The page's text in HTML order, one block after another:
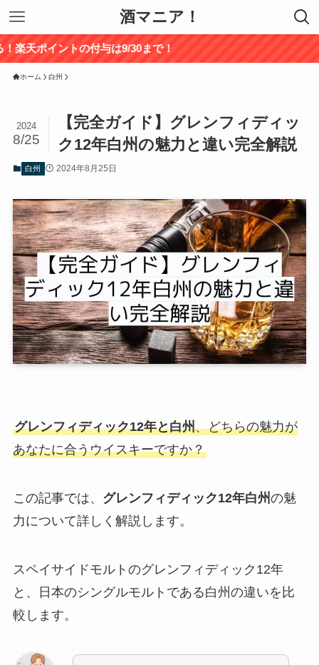
酒マニア！
付与は9/30まで！
ホーム 白州
【完全ガイド】グレンフィディッ
ク12年白州の魅力と違い完全解説
2024
8/25
白州 2024年8月25日
グレンフィディック12年と白州、どちらの魅力が
あなたに合うウイスキーですか？
この記事では、 グレンフィディック12年白州の魅
力について詳しく解説します。
スペイサイドモルトのグレンフィディック12年
と、日本のシングルモルトである白州の違いを比
較します。